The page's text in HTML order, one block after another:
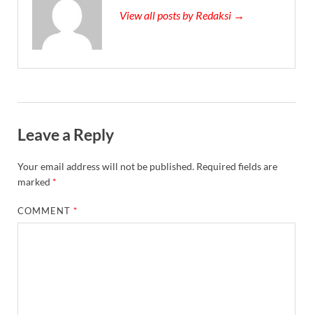
View all posts by Redaksi →
Leave a Reply
Your email address will not be published. Required fields are
marked *
COMMENT*